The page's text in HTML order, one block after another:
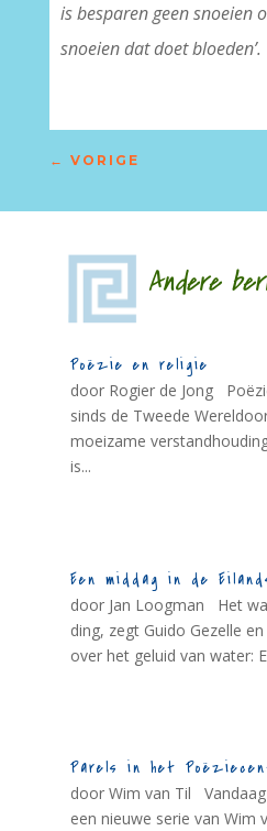
is besparen geen snoeien
snoeien dat doet bloeden’.
← VORIGE
Andere
Poëzie en religie
door Rogier de Jong
sinds de Tweede
moeizame
is...
Een middag in de
door Jan Loogman Het
ding, zegt Guido Gezelle
over het geluid van water:
Parels in het
door Wim van Til
een nieuwe serie van Wim